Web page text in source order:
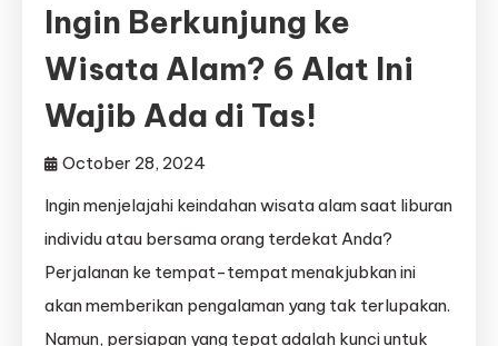
Ingin Berkunjung ke
Wisata Alam? 6 Alat Ini
Wajib Ada di Tas!
October 28, 2024
Ingin menjelajahi keindahan wisata alam saat liburan
individu atau bersama orang terdekat Anda?
Perjalanan ke tempat-tempat menakjubkan ini
akan memberikan pengalaman yang tak terlupakan.
Namun, persiapan yang tepat adalah kunci untuk